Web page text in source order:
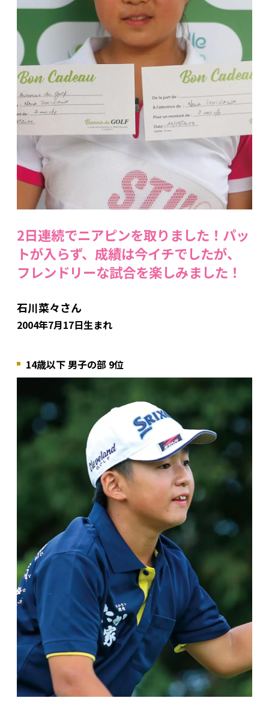
2日連続でニアピンを取りました！パッ
トが入らず、成績は今イチでしたが、
フレンドリーな試合を楽しみました！
石川菜々さん
2004年7月17日生まれ
14歳以下 男子の部 9位